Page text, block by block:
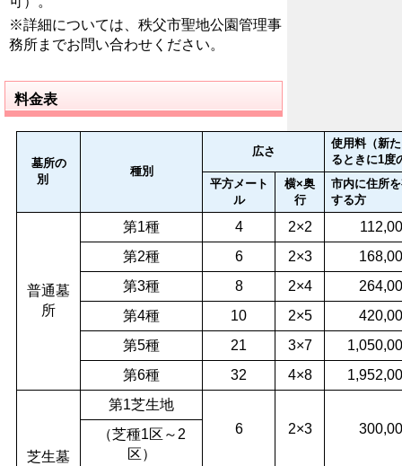
※詳細については、秩父市聖地公園管理事
務所までお問い合わせください。
料金表
墓所の
別
種別
広さ
使用料（新
るときに1度
平方メート
ル
横×奥
行
市内に住所
する方
普通墓
所
第1種 4 2×2
第2種
6 2×3
第3種
8 2×4
第4種
10 2×5
第5種
21 3×7
第6種
32 4×8
芝生墓
第1芝生地
6
2×3
（芝種1区～2
区）